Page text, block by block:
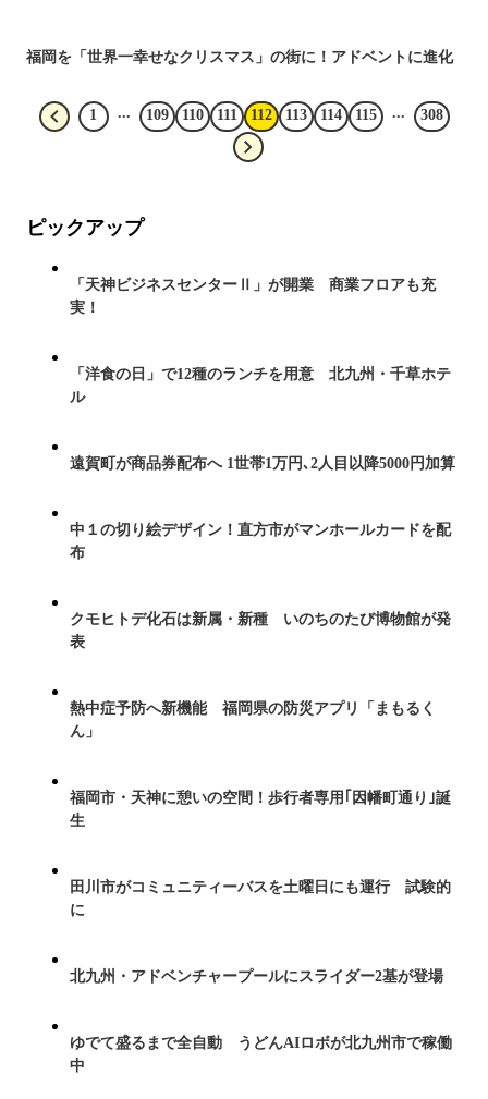
福岡を「世界一幸せなクリスマス」の街に！アドベントに進化
1 ... 109 110 111 112 113 114 115 ... 308
ピックアップ
「天神ビジネスセンターⅡ」が開業 商業フロアも充
実！
「洋食の日」で12種のランチを用意 北九州・千草ホテ
ル
遠賀町が商品券配布へ 1世帯1万円､2人目以降5000円加算
中１の切り絵デザイン！直方市がマンホールカードを配
布
クモヒトデ化石は新属・新種 いのちのたび博物館が発
表
熱中症予防へ新機能 福岡県の防災アプリ「まもるく
ん」
福岡市・天神に憩いの空間！歩行者専用｢因幡町通り｣誕
生
田川市がコミュニティーバスを土曜日にも運行 試験的
に
北九州・アドベンチャープールにスライダー2基が登場
ゆでて盛るまで全自動 うどんAIロボが北九州市で稼働
中